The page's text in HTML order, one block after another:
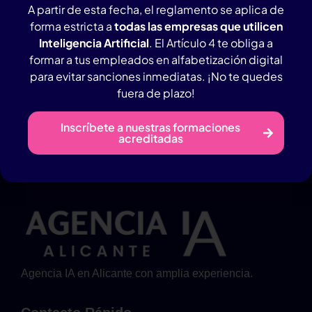
empresas
Curso de Productividad
empresarial con Microsoft
365 en Alicante aplicado a
empresas
Agencia IA en Alicante con amplia experiencia.
A partir de esta fecha, el reglamento se aplica de
forma estricta atodas las empresas que utilicen
Inteligencia Artificial. El Artículo 4 te obliga a
formar a tus empleados en alfabetización digital
para evitar sanciones inmediatas. ¡No te quedes
fuera de plazo!
Inscríbete a nuestras formaciones
acreditadas